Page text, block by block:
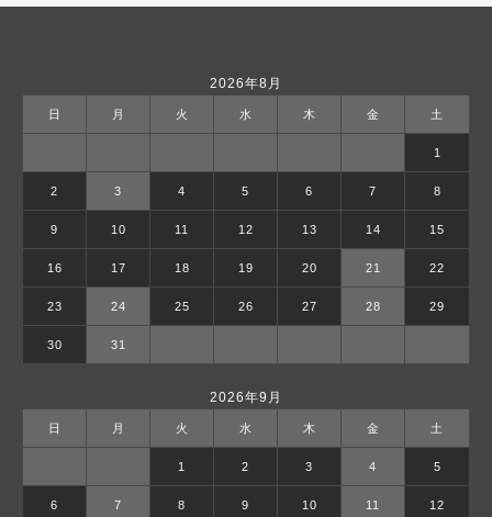
2026年8月
日 月 火 水 木 金 土
1
2 3 4 5 6 7 8
9 10 11 12 13 14 15
16 17 18 19 20 21 22
23 24 25 26 27 28 29
30 31
2026年9月
日 月 火 水 木 金 土
1 2 3 4 5
6 7 8 9 10 11 12